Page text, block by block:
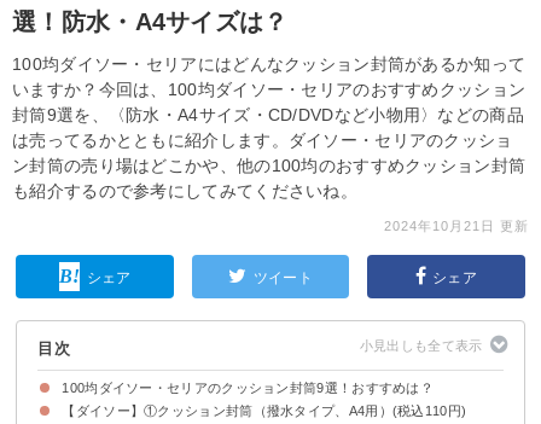
選！防水・A4サイズは？
100均ダイソー・セリアにはどんなクッション封筒があるか知って
いますか？今回は、100均ダイソー・セリアのおすすめクッション
封筒9選を、〈防水・A4サイズ・CD/DVDなど小物用〉などの商品
は売ってるかとともに紹介します。ダイソー・セリアのクッショ
ン封筒の売り場はどこかや、他の100均のおすすめクッション封筒
も紹介するので参考にしてみてくださいね。
2024年10月21日 更新
シェア ツイート シェア
目次
100均ダイソー・セリアのクッション封筒9選！おすすめは？
今回紹介する100均ダイソー・セリアのクッション封筒
100均ダイソー・セリアのクッション封筒の売り場・コーナー
【ダイソー】①クッション封筒（撥水タイプ、A4用）(税込110円)